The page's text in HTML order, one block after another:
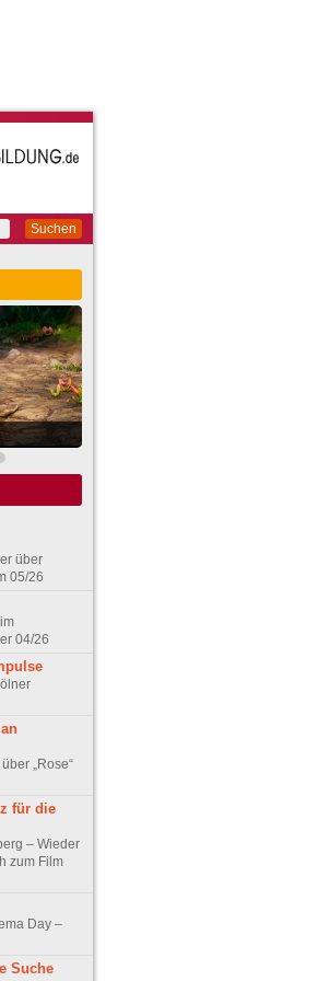
Suchen
über
05/26
04/26
„Rose“
für die
– Wieder
zum Film
Day –
Suche